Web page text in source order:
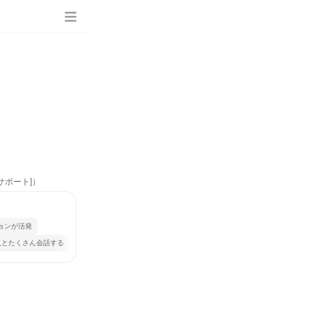
ート]）
ンが活発
とたくさん会話する